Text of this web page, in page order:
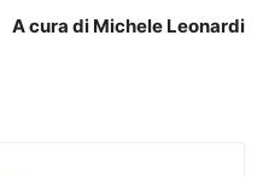
A cura di Michele Leonardi